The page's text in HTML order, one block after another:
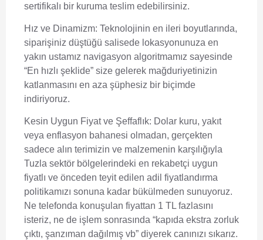
sertifikalı bir kuruma teslim edebilirsiniz.
Hız ve Dinamizm: Teknolojinin en ileri boyutlarında,
siparişiniz düştüğü salisede lokasyonunuza en
yakın ustamız navigasyon algoritmamız sayesinde
“En hızlı şeklide” size gelerek mağduriyetinizin
katlanmasını en aza şüphesiz bir biçimde
indiriyoruz.
Kesin Uygun Fiyat ve Şeffaflık: Dolar kuru, yakıt
veya enflasyon bahanesi olmadan, gerçekten
sadece alın terimizin ve malzemenin karşılığıyla
Tuzla sektör bölgelerindeki en rekabetçi uygun
fiyatlı ve önceden teyit edilen adil fiyatlandırma
politikamızı sonuna kadar bükülmeden sunuyoruz.
Ne telefonda konuşulan fiyattan 1 TL fazlasını
isteriz, ne de işlem sonrasında “kapıda ekstra zorluk
çıktı, şanzıman dağılmış vb” diyerek canınızı sıkarız.